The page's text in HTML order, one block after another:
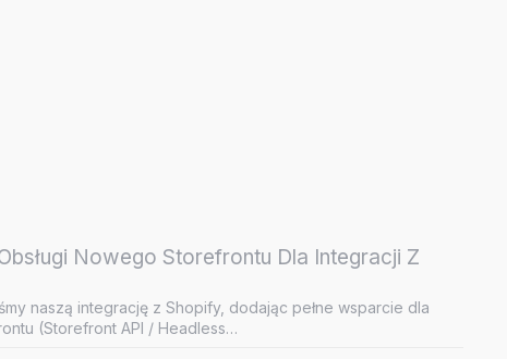
Nowego Storefrontu Dla Integracji Z
naszą integrację z Shopify, dodając pełne wsparcie dla
(Storefront API / Headless…